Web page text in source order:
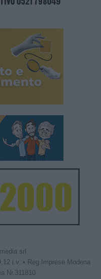
srl
i.v. • Reg.Imprese Modena
Nr.311810